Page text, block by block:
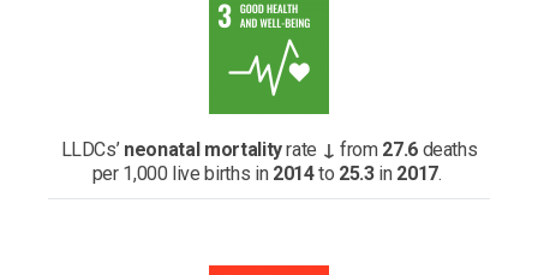
LLDCs’ neonatal mortalityrate ↓ from 27.6deaths
per 1,000 live births in 2014to 25.3in 2017.